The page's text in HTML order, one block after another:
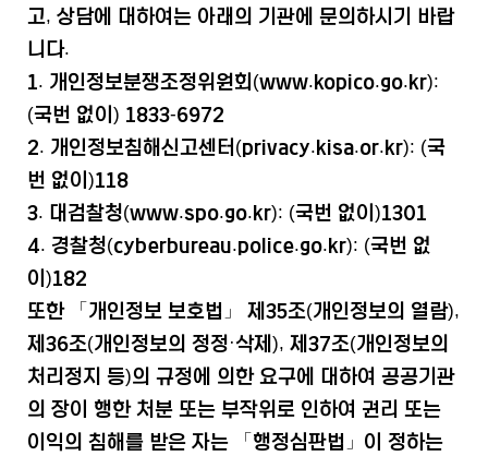
고, 상담에 대하여는 아래의 기관에 문의하시기 바랍
니다.
1. 개인정보분쟁조정위원회(www.kopico.go.kr):
(국번 없이) 1833-6972
2. 개인정보침해신고센터(privacy.kisa.or.kr): (국
번 없이)118
3. 대검찰청(www.spo.go.kr): (국번 없이)1301
4. 경찰청(cyberbureau.police.go.kr): (국번 없
이)182
또한 「개인정보 보호법」 제35조(개인정보의 열람),
제36조(개인정보의 정정·삭제), 제37조(개인정보의
처리정지 등)의 규정에 의한 요구에 대하여 공공기관
의 장이 행한 처분 또는 부작위로 인하여 권리 또는
이익의 침해를 받은 자는 「행정심판법」이 정하는